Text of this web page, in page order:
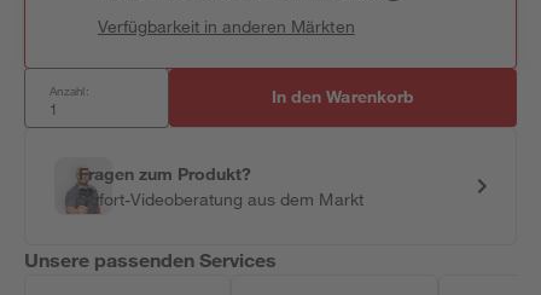
Verfügbarkeit in anderen Märkten
Anzahl: In den Warenkorb
Fragen zum Produkt?
Sofort-Videoberatung aus dem Markt
Unsere passenden Services